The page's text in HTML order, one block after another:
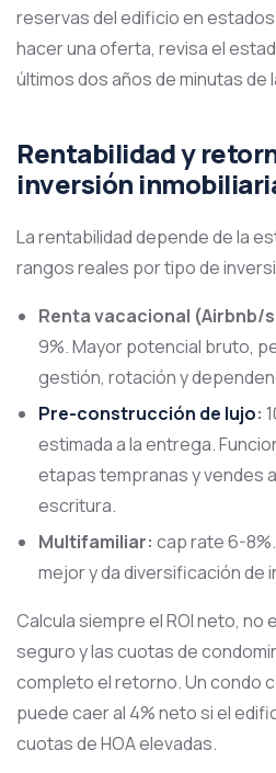
reservas del edificio en
hacer una oferta, revisa el
últimos dos años de minutas de
Rentabilidad y
inversión
La rentabilidad depende de la
rangos reales por tipo de
Renta vacacional
9%. Mayor potencial bruto,
gestión, rotación y
Pre-construcción de lujo:
estimada a la entrega.
etapas tempranas y vendes
escritura.
Multifamiliar: cap rate 6-
mejor y da diversificación de
Calcula siempre el ROI neto, no
seguro y las cuotas de
completo el retorno. Un condo
puede caer al 4% neto si el
cuotas de HOA elevadas.